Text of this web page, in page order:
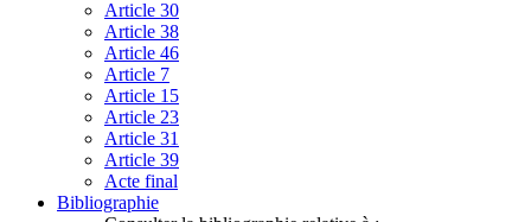
Article 30
Article 38
Article 46
Article 7
Article 15
Article 23
Article 31
Article 39
Acte final
Bibliographie